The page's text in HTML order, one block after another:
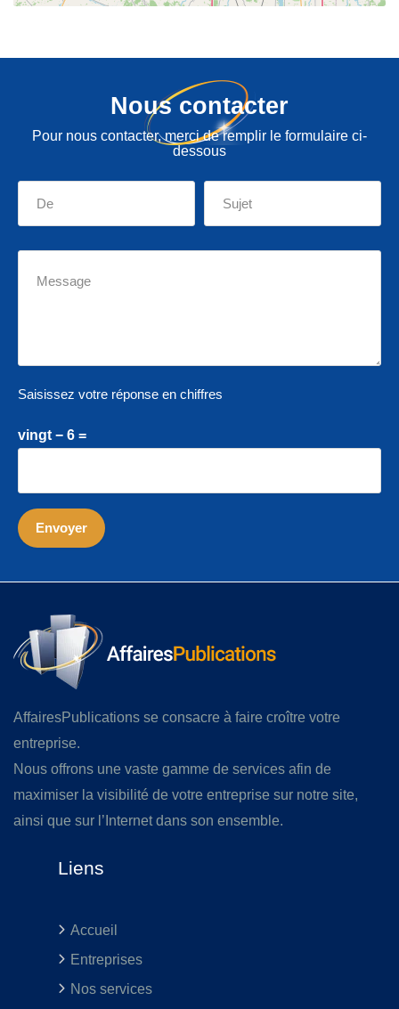
Nous contacter
Pour nous contacter, merci de remplir le formulaire ci-
dessous
Saisissez votre réponse en chiffres
vingt − 6 =
AffairesPublications se consacre à faire croître votre
entreprise.
Nous offrons une vaste gamme de services afin de
maximiser la visibilité de votre entreprise sur notre site,
ainsi que sur l’Internet dans son ensemble.
Liens
Accueil
Entreprises
Nos services